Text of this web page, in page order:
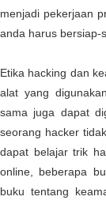
menjadi pekerjaan
anda harus bersiap-
Etika hacking dan
alat yang
sama juga dapat
seorang hacker
dapat belajar trik
online, beberapa
buku tentang